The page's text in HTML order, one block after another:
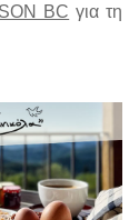
BC για τη